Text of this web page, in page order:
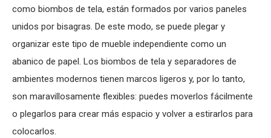
como biombos de tela, están formados por varios paneles
unidos por bisagras. De este modo, se puede plegar y
organizar este tipo de mueble independiente como un
abanico de papel. Los biombos de tela y separadores de
ambientes modernos tienen marcos ligeros y, por lo tanto,
son maravillosamente flexibles: puedes moverlos fácilmente
o plegarlos para crear más espacio y volver a estirarlos para
colocarlos.